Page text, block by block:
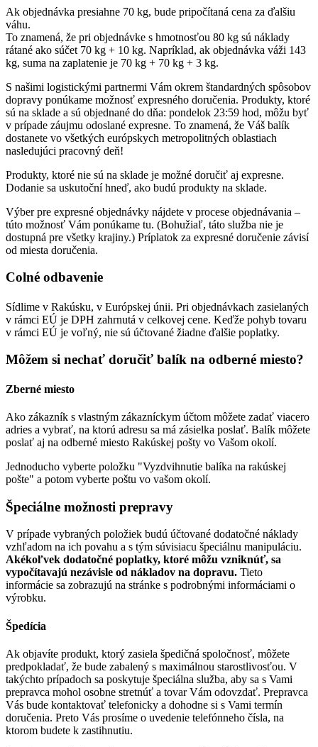
Ak objednávka presiahne 70 kg, bude pripočítaná cena za ďalšiu
váhu.
To znamená, že pri objednávke s hmotnosťou 80 kg sú náklady
rátané ako súčet 70 kg + 10 kg. Napríklad, ak objednávka váži 143
kg, suma na zaplatenie je 70 kg + 70 kg + 3 kg.
S našimi logistickými partnermi Vám okrem štandardných spôsobov
dopravy ponúkame možnosť expresného doručenia. Produkty, ktoré
sú na sklade a sú objednané do dňa: pondelok 23:59 hod, môžu byť
v prípade záujmu odoslané expresne. To znamená, že Váš balík
dostanete vo všetkých európskych metropolitných oblastiach
nasledujúci pracovný deň!
Produkty, ktoré nie sú na sklade je možné doručiť aj expresne.
Dodanie sa uskutoční hneď, ako budú produkty na sklade.
Výber pre expresné objednávky nájdete v procese objednávania –
túto možnosť Vám ponúkame tu. (Bohužiaľ, táto služba nie je
dostupná pre všetky krajiny.) Príplatok za expresné doručenie závisí
od miesta doručenia.
Colné odbavenie
Sídlime v Rakúsku, v Európskej únii. Pri objednávkach zasielaných
v rámci EÚ je DPH zahrnutá v celkovej cene. Keďže pohyb tovaru
v rámci EÚ je voľný, nie sú účtované žiadne ďalšie poplatky.
Môžem si nechať doručiť balík na odberné miesto?
Zberné miesto
Ako zákazník s vlastným zákazníckym účtom môžete zadať viacero
adries a vybrať, na ktorú adresu sa má zásielka poslať. Balík môžete
poslať aj na odberné miesto Rakúskej pošty vo Vašom okolí.
Jednoducho vyberte položku "Vyzdvihnutie balíka na rakúskej
pošte" a potom vyberte poštu vo vašom okolí.
Špeciálne možnosti prepravy
V prípade vybraných položiek budú účtované dodatočné náklady
vzhľadom na ich povahu a s tým súvisiacu špeciálnu manipuláciu.
Akékoľvek dodatočné poplatky, ktoré môžu vzniknúť, sa
vypočítavajú nezávisle od nákladov na dopravu. Tieto
informácie sa zobrazujú na stránke s podrobnými informáciami o
výrobku.
Špedícia
Ak objavíte produkt, ktorý zasiela špedičná spoločnosť, môžete
predpokladať, že bude zabalený s maximálnou starostlivosťou. V
takýchto prípadoch sa poskytuje špeciálna služba, aby sa s Vami
prepravca mohol osobne stretnúť a tovar Vám odovzdať. Prepravca
Vás bude kontaktovať telefonicky a dohodne si s Vami termín
doručenia. Preto Vás prosíme o uvedenie telefónneho čísla, na
ktorom budete k zastihnutiu.